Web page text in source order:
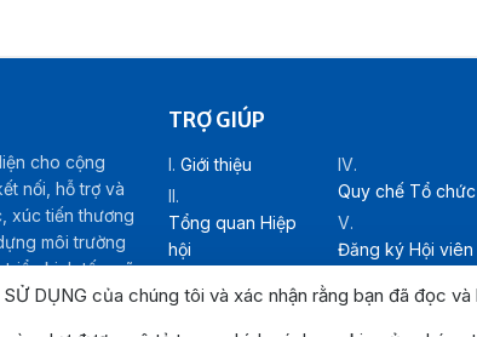
cho cộng
nối, hỗ trợ và
xúc tiến thương
môi trường
kinh tế – xã
TRỢ GIÚP
Giới thiệu
Tổng quan Hiệp
hội
Quy chế Tổ chức
Đăng ký Hội viên
DỤNG của chúng tôi và xác nhận rằng bạn đã đọc và